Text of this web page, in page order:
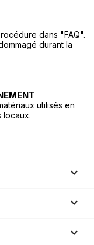
dans "FAQ".
durant la
utilisés en
locaux.


keyboard_arrow_down